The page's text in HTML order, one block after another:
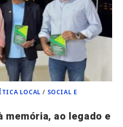
LOCAL / SOCIAL E
memória, ao legado e